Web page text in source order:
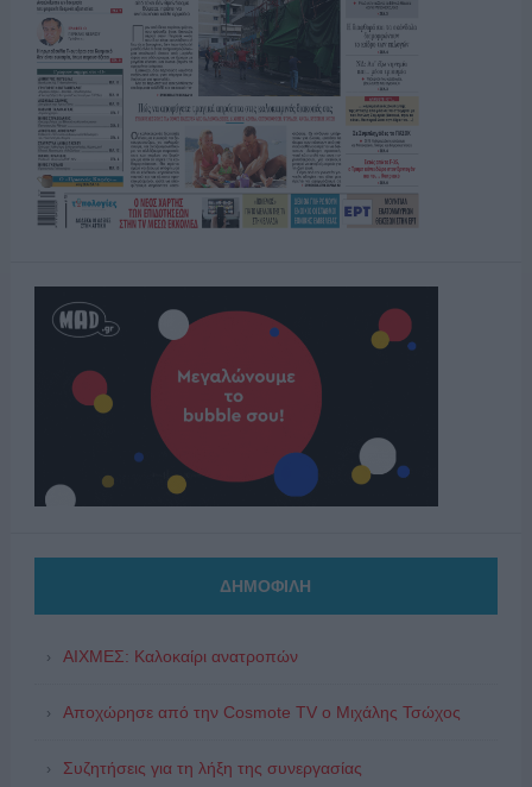
ΔΗΜΟΦΙΛΗ
ΑΙΧΜΕΣ: Καλοκαίρι ανατροπών
Αποχώρησε από την Cosmote TV o Μιχάλης Τσώχος
Συζητήσεις για τη λήξη της συνεργασίας